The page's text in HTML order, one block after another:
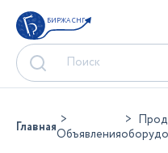
БИРЖА СНГ
ГлавнаяОбъявления